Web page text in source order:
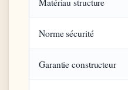
Matériau structure
Norme sécurité
Garantie constructeur